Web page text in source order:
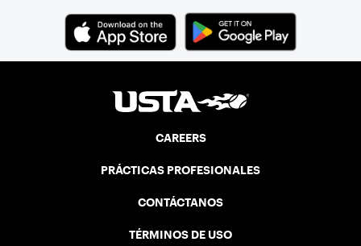
CAREERS
PRÁCTICAS PROFESIONALES
CONTÁCTANOS
TÉRMINOS DE USO